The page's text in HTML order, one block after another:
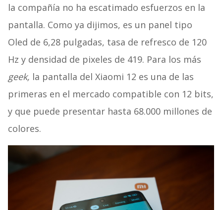
la compañía no ha escatimado esfuerzos en la
pantalla. Como ya dijimos, es un panel tipo
Oled de 6,28 pulgadas, tasa de refresco de 120
Hz y densidad de pixeles de 419. Para los más
geek, la pantalla del Xiaomi 12 es una de las
primeras en el mercado compatible con 12 bits,
y que puede presentar hasta 68.000 millones de
colores.